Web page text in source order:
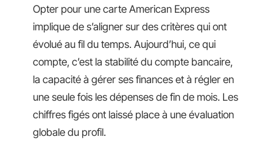
Opter pour une carte American Express
implique de s’aligner sur des critères qui ont
évolué au fil du temps. Aujourd’hui, ce qui
compte, c’est la stabilité du compte bancaire,
la capacité à gérer ses finances et à régler en
une seule fois les dépenses de fin de mois. Les
chiffres figés ont laissé place à une évaluation
globale du profil.